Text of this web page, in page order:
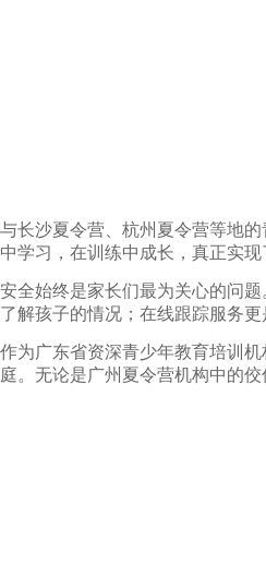
与长沙夏令营、杭州夏令营等地
中学习，在训练中成长，真正实现
安全始终是家长们最为关心的问
了解孩子的情况；在线跟踪服务
作为广东省资深青少年教育培训
庭。无论是广州夏令营机构中的